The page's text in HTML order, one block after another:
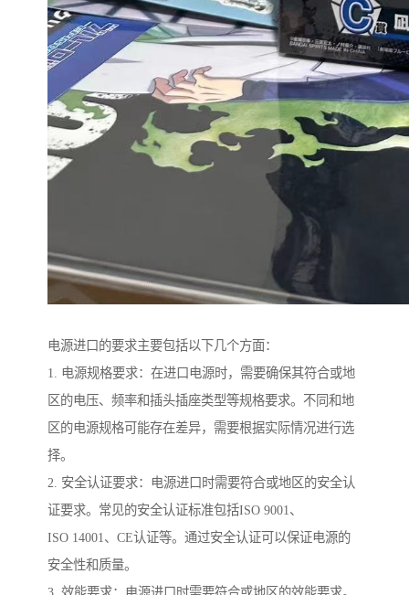
电源进口的要求主要包括以下几个方面：
1. 电源规格要求：在进口电源时，需要确保其符合或地
区的电压、频率和插头插座类型等规格要求。不同和地
区的电源规格可能存在差异，需要根据实际情况进行选
择。
2. 安全认证要求：电源进口时需要符合或地区的安全认
证要求。常见的安全认证标准包括ISO 9001、
ISO 14001、CE认证等。通过安全认证可以保证电源的
安全性和质量。
3. 效能要求：电源进口时需要符合或地区的效能要求。